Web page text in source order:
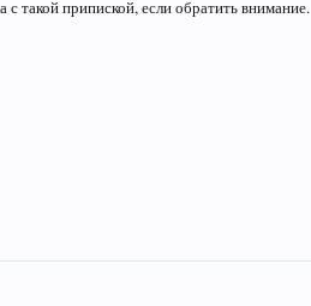
такой припиской, если обратить внимание.